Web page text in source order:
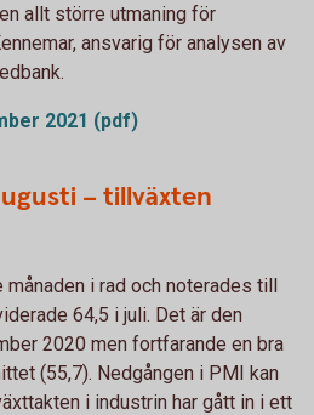
allt större utmaning för
ansvarig för analysen av
2021 (pdf)
– tillväxten
i rad och noterades till
64,5 i juli. Det är den
2020 men fortfarande en bra
(55,7). Nedgången i PMI kan
i industrin har gått in i ett